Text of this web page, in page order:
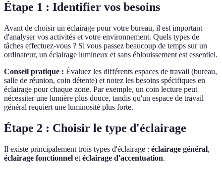
Étape 1 : Identifier vos besoins
Avant de choisir un éclairage pour votre bureau, il est important
d'analyser vos activités et votre environnement. Quels types de
tâches effectuez-vous ? Si vous passez beaucoup de temps sur un
ordinateur, un éclairage lumineux et sans éblouissement est essentiel.
Conseil pratique : Évaluez les différents espaces de travail (bureau,
salle de réunion, coin détente) et notez les besoins spécifiques en
éclairage pour chaque zone. Par exemple, un coin lecture peut
nécessiter une lumière plus douce, tandis qu'un espace de travail
général requiert une luminosité plus forte.
Étape 2 : Choisir le type d'éclairage
Il existe principalement trois types d'éclairage : éclairage général,
éclairage fonctionnel et éclairage d'accentuation.